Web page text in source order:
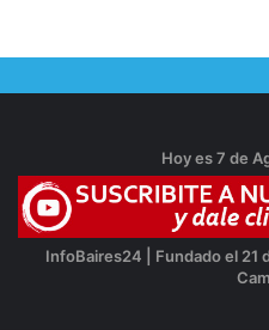
Hoy es 7 de
InfoBaires24 | Fundado el 21